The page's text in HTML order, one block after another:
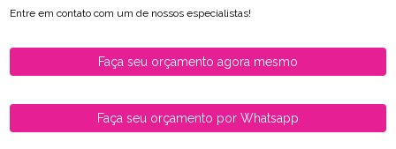
Entre em contato com um de nossos especialistas!
Faça seu orçamento agora mesmo
Faça seu orçamento por Whatsapp